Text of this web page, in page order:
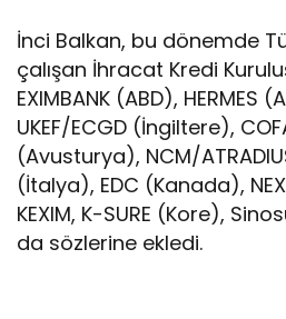
İnci Balkan, bu dönemde
çalışan İhracat Kredi
EXIMBANK (ABD), HERMES
UKEF/ECGD (İngiltere),
(Avusturya), NCM/
(İtalya), EDC (Kanada),
KEXIM, K-SURE (Kore),
da sözlerine ekledi.